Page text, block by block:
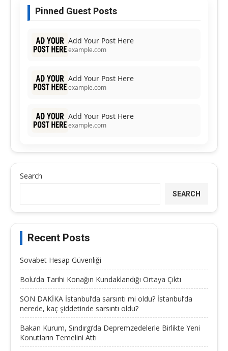
Pinned Guest Posts
Add Your Post Here
example.com
Add Your Post Here
example.com
Add Your Post Here
example.com
Search
SEARCH
Recent Posts
Sovabet Hesap Güvenliği
Bolu’da Tarihi Konağın Kundaklandığı Ortaya Çıktı
SON DAKİKA İstanbul’da sarsıntı mi oldu? İstanbul’da
nerede, kaç şiddetinde sarsıntı oldu?
Bakan Kurum, Sındırgı’da Depremzedelerle Birlikte Yeni
Konutların Temelini Attı